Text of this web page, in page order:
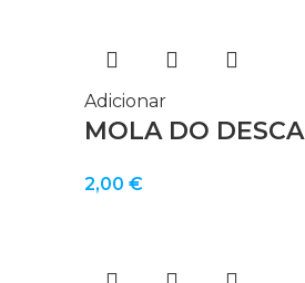
Adicionar
MOLA DO
2,00 €